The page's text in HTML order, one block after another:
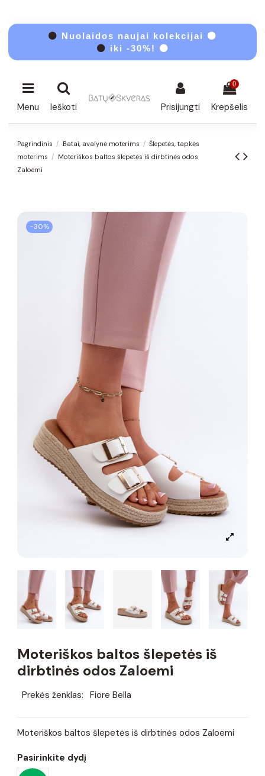
⚫ Nuolaidos naujai kolekcijai ⚫
⚫ iki -30%! ⚫
Menu Ieškoti Prisijungti
0
Krepšelis
Pagrindinis Batai, avalynė moterims
Šlepetės, tapkės
moterims
Moteriškos baltos šlepetės iš dirbtinės odos
Zaloemi
−30%
Moteriškos baltos šlepetės iš
dirbtinės odos Zaloemi
Prekės ženklas: Fiore Bella
Moteriškos baltos šlepetės iš dirbtinės odos Zaloemi
Pasirinkite dydį